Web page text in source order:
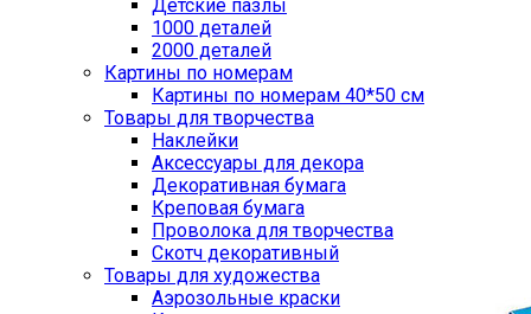
Детские пазлы
1000 деталей
2000 деталей
Картины по номерам
Картины по номерам 40*50 см
Товары для творчества
Наклейки
Аксессуары для декора
Декоративная бумага
Креповая бумага
Проволока для творчества
Скотч декоративный
Товары для художества
Аэрозольные краски